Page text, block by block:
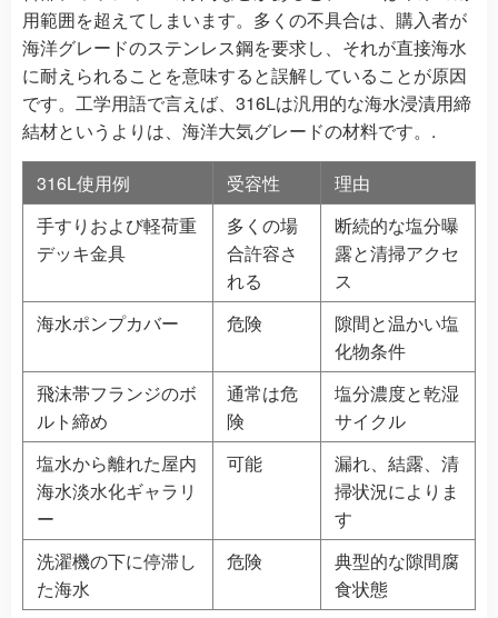
用範囲を超えてしまいます。多くの不具合は、購入者が
海洋グレードのステンレス鋼を要求し、それが直接海水
に耐えられることを意味すると誤解していることが原因
です。工学用語で言えば、316Lは汎用的な海水浸漬用締
結材というよりは、海洋大気グレードの材料です。.
316L使用例 受容性
理由
手すりおよび軽荷重
デッキ金具
多くの場
合許容さ
れる
断続的な塩分曝
露と清掃アクセ
ス
海水ポンプカバー
危険
隙間と温かい塩
化物条件
飛沫帯フランジのボ
ルト締め
通常は危
険
塩分濃度と乾湿
サイクル
塩水から離れた屋内
海水淡水化ギャラリ
ー
可能
漏れ、結露、清
掃状況によりま
す
洗濯機の下に停滞し
た海水
危険
典型的な隙間腐
食状態